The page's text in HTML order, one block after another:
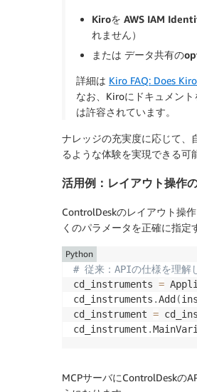
Kiroを AWS IAM
れません）
または データ共有の
詳細は Kiro FAQ: Does
なお、Kiroにドキュメン
は許容されています。
ナレッジの充実度に応じて、
るような体験を実現できる可
活用例：レイアウト操作
ControlDeskのレイアウト操
くのパラメータを正確に指定
# 従来：APIの仕様を理解
cd_instruments =
cd_instruments .Add(
cd_instrument =
cd_instrument .
Python
MCPサーバにControlDeskの